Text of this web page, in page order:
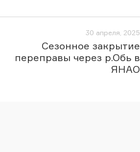
30 апреля, 2025
Сезонное закрытие
переправы через р.Обь в
ЯНАО